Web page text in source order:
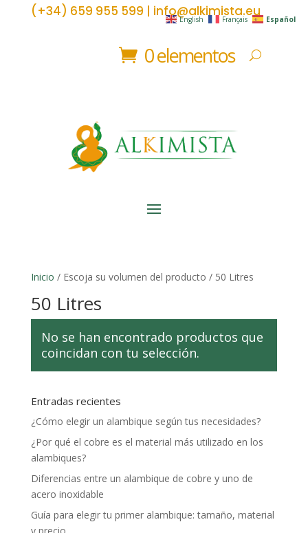
(+34) 659 955 599 | info@alkimista.eu
0 elementos
Inicio / Escoja su volumen del producto / 50 Litres
50 Litres
No se han encontrado productos que
coincidan con tu selección.
Entradas recientes
¿Cómo elegir un alambique según tus necesidades?
¿Por qué el cobre es el material más utilizado en los
alambiques?
Diferencias entre un alambique de cobre y uno de
acero inoxidable
Guía para elegir tu primer alambique: tamaño, material
English Français Español